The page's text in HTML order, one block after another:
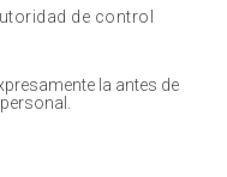
de control
la antes de